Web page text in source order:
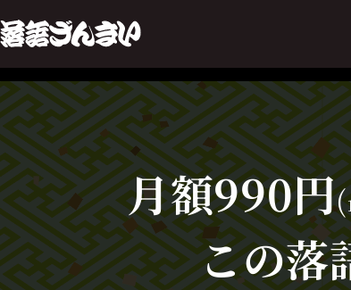
芸人からさが
演目からさが
上演時間
月額990円(
この落